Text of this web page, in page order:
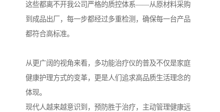
这些都离不开我公司严格的质控体系——从原材料采购
到成品出厂，每一步都经过多重检测，确保每一台产品
都符合高标准。
从更广阔的视角来看，多功能治疗仪的普及不仅是家庭
健康护理方式的变革，更是人们追求高品质生活理念的
体现。
现代人越来越意识到，预防胜于治疗，主动管理健康远